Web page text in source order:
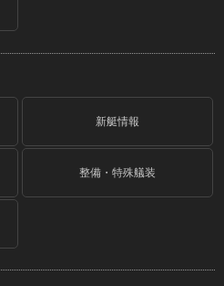
新艇情報
整備・特殊艤装